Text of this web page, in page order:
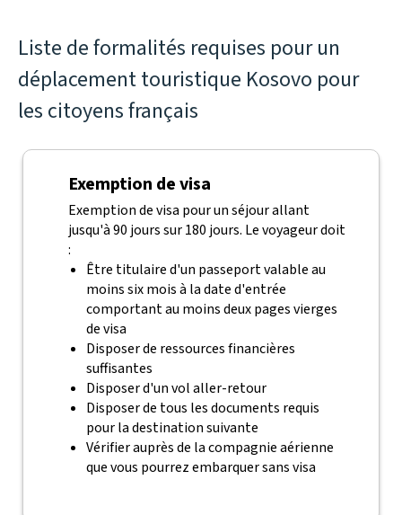
Liste de formalités requises pour un
déplacement touristique Kosovo pour
les citoyens français
Exemption de visa
Exemption de visa pour un séjour allant
jusqu'à 90 jours sur 180 jours. Le voyageur doit
:
Être titulaire d'un passeport valable au
moins six mois à la date d'entrée
comportant au moins deux pages vierges
de visa
Disposer de ressources financières
suffisantes
Disposer d'un vol aller-retour
Disposer de tous les documents requis
pour la destination suivante
Vérifier auprès de la compagnie aérienne
que vous pourrez embarquer sans visa